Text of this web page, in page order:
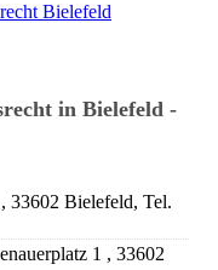
Bielefeld
in Bielefeld -
33602 Bielefeld, Tel.
1 , 33602